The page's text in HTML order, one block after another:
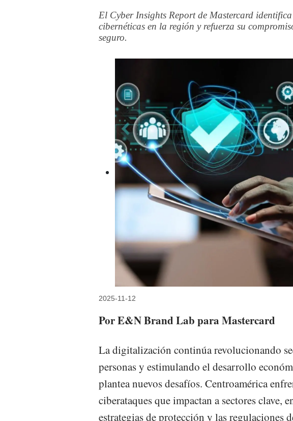
El Cyber Insights Report de Mastercard
cibernéticas en la región y refuerza su
seguro.
2025-11-12
Por E&N Brand Lab para Mastercard
La digitalización continúa revolucionando
personas y estimulando el desarrollo
plantea nuevos desafíos. Centroamérica
ciberataques que impactan a sectores clave,
estrategias de protección y las regulaciones